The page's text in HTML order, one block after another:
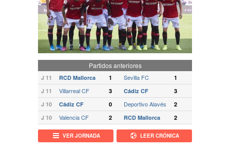
Partidos anteriores
J 11 RCD Mallorca 1 Sevilla FC
1
J 11
Villarreal CF 3 Cádiz CF
3
J 10
Cádiz CF 0 Deportivo Alavés
2
J 10
Valencia CF 2 RCD Mallorca 2
VER JORNADA LEER CRÓNICA